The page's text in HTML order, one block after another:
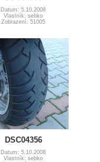
Datum: 5.10.2008
Vlastník: sebko
Zobrazení: 51005
DSC04356
Datum: 5.10.2008
Vlastník: sebko